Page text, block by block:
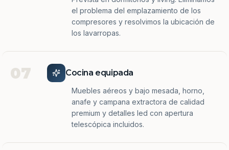
el problema del emplazamiento de los
compresores y resolvimos la ubicación de
los lavarropas.
07 Cocina equipada
Muebles aéreos y bajo mesada, horno,
anafe y campana extractora de calidad
premium y detalles led con apertura
telescópica incluidos.